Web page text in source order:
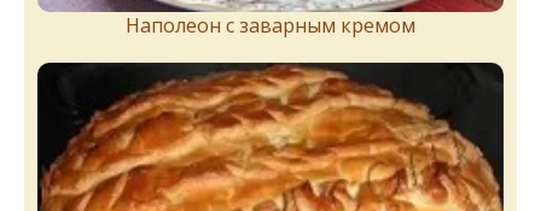
Наполеон с заварным кремом